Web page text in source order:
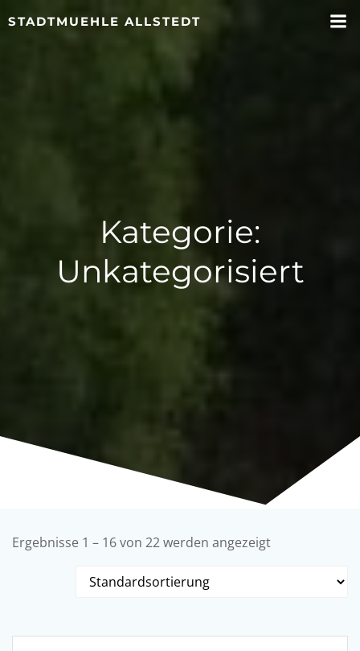
Inhalt
STADTMUEHLE ALLSTEDT
Kategorie:
Unkategorisiert
Ergebnisse 1 – 16 von 22 werden angezeigt